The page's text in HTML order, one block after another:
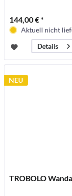
144,00 € *
Aktuell nicht
Details
NEU
TROBOLO